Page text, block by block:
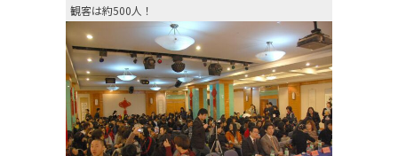
観客は約500人！